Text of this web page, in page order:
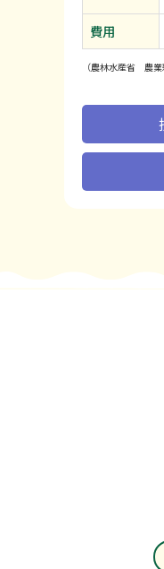
費用
（農林水産省 農業